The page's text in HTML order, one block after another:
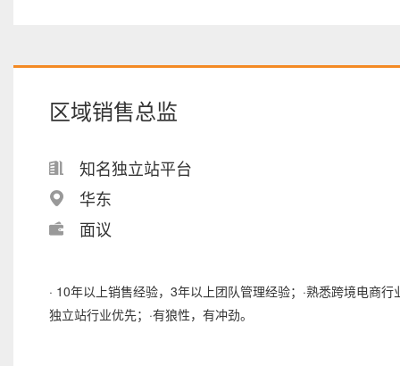
区域销售总监
知名独立站平台
华东
面议
· 10年以上销售经验，3年以上团队管理经验；·熟悉跨境电商行
独立站行业优先；·有狼性，有冲劲。